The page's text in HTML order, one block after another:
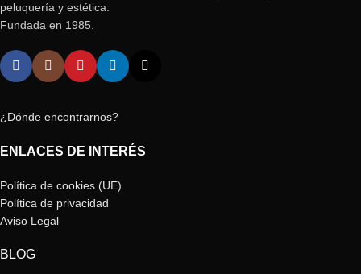
peluquería y estética.
Fundada en 1985.
¿Dónde encontrarnos?
ENLACES DE INTERÉS
Política de cookies (UE)
Política de privacidad
Aviso Legal
BLOG